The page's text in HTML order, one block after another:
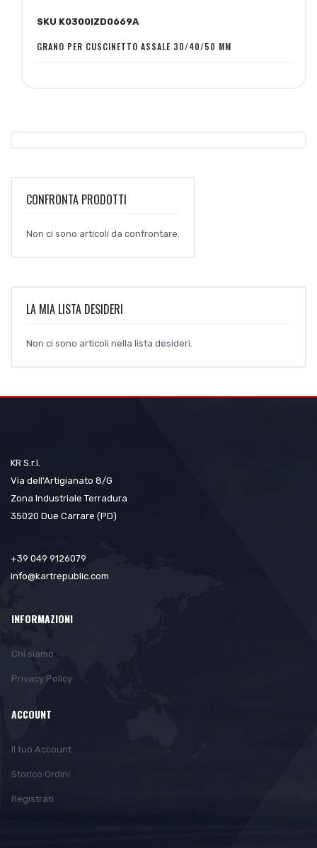
lista
desideri
confronto
SKU K0300IZD0669A
GRANO PER CUSCINETTO ASSALE 30/40/50 MM
CONFRONTA PRODOTTI
Non ci sono articoli da confrontare.
LA MIA LISTA DESIDERI
Non ci sono articoli nella lista desideri.
KR S.r.l.
Via dell'Artigianato 8/G
Zona Industriale Terradura
35020 Due Carrare (PD)
+39 049 9126079
info@kartrepublic.com
INFORMAZIONI
Chi siamo
Privacy Policy
ACCOUNT
Il tuo Account
Storico Ordini
Registrati